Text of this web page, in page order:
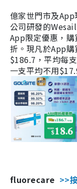
億家世門市及
公司研發的
App限定優惠，
折。現凡於App
$186.7，平均每
一支平均不用
fluorecare >>